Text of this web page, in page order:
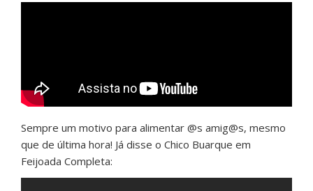
Sempre um motivo para alimentar @s amig@s, mesmo
que de última hora! Já disse o Chico Buarque em
Feijoada Completa: